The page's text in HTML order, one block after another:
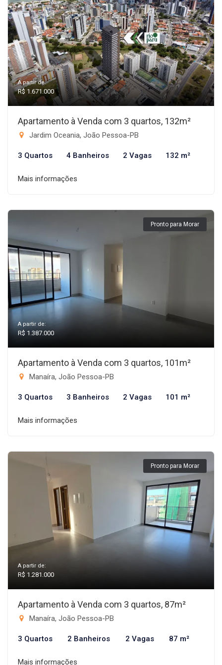
A partir de:
R$ 1.671.000
Apartamento à Venda com 3 quartos, 132m²
Jardim Oceania, João Pessoa-PB
3 Quartos 4 Banheiros 2 Vagas 132 m²
Mais informações
Pronto para Morar
A partir de:
R$ 1.387.000
Apartamento à Venda com 3 quartos, 101m²
Manaíra, João Pessoa-PB
3 Quartos 3 Banheiros 2 Vagas 101 m²
Mais informações
Pronto para Morar
A partir de:
R$ 1.281.000
Apartamento à Venda com 3 quartos, 87m²
Manaíra, João Pessoa-PB
3 Quartos 2 Banheiros 2 Vagas 87 m²
Mais informações